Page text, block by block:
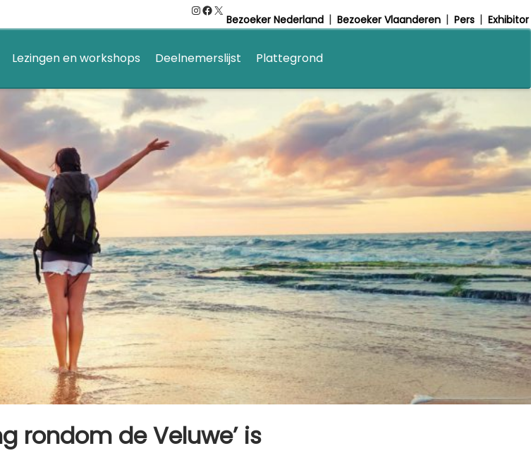
Instagram
Facebook
X
Bezoeker Nederland Bezoeker Vlaanderen Pers Exhibitor
Lezingen en workshops Deelnemerslijst Plattegrond
rondom de Veluwe’ is